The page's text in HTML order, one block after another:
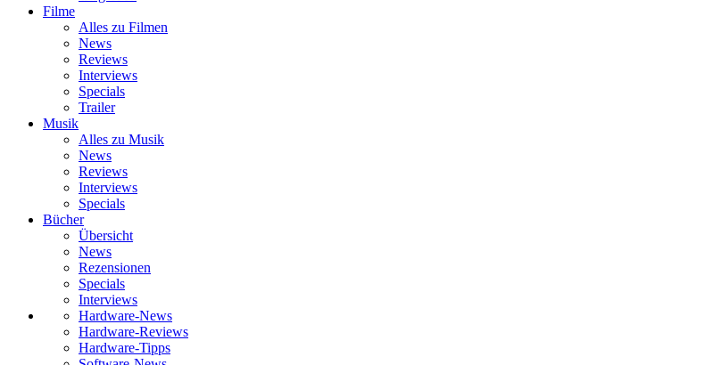
Filme
Alles zu Filmen
News
Reviews
Interviews
Specials
Trailer
Musik
Alles zu Musik
News
Reviews
Interviews
Specials
Bücher
Übersicht
News
Rezensionen
Specials
Interviews
Hardware-News
Hardware-Reviews
Hardware-Tipps